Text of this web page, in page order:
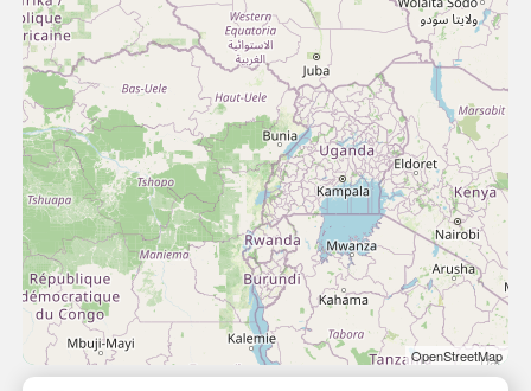
OpenStreetMap